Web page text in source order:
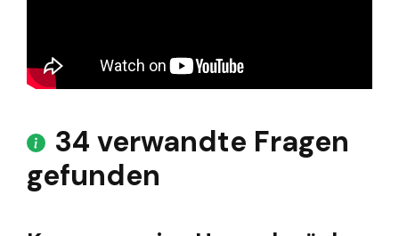
34 verwandte Fragen
gefunden